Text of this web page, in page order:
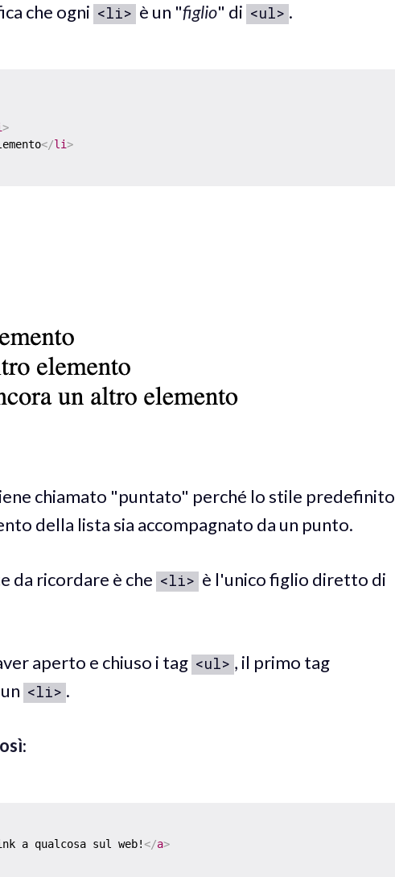
che ogni <li> è un "figlio" di <ul> .
>
</li>
chiamato "puntato" perché lo stile predefinito
della lista sia accompagnato da un punto.
da ricordare è che <li> è l'unico figlio diretto di
aperto e chiuso i tag <ul> , il primo tag
<li> .
:
a qualcosa sul web!</a>